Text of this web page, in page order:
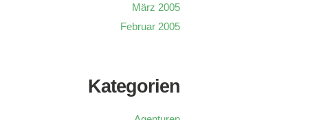
März 2005
Februar 2005
Kategorien